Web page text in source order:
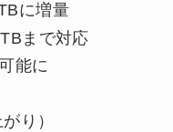
に増量
まで対応
能に
り）